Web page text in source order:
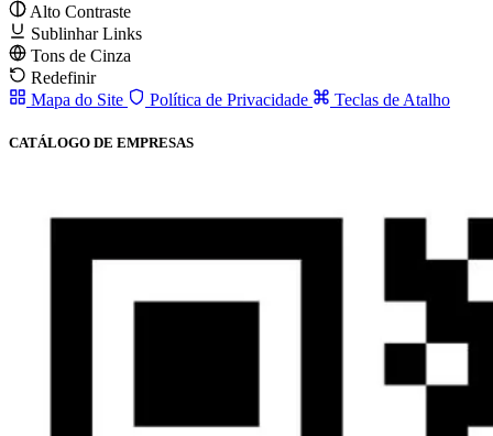
Alto Contraste
Sublinhar Links
Tons de Cinza
Redefinir
Mapa do Site
Política de Privacidade Teclas de Atalho
CATÁLOGO DE EMPRESAS